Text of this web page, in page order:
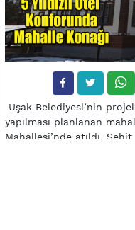
Uşak Belediyesi’nin
yapılması planlanan
Mahallesi’nde atıldı.